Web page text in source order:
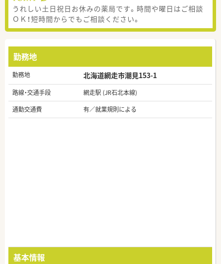
うれしい土日祝日お休みの薬局です。時間や曜日はご相談
ＯＫ！短時間からでもご相談ください。
勤務地
勤務地 北海道網走市潮見153-1
路線・交通手段
網走駅 (JR石北本線)
通勤交通費
有／就業規則による
基本情報